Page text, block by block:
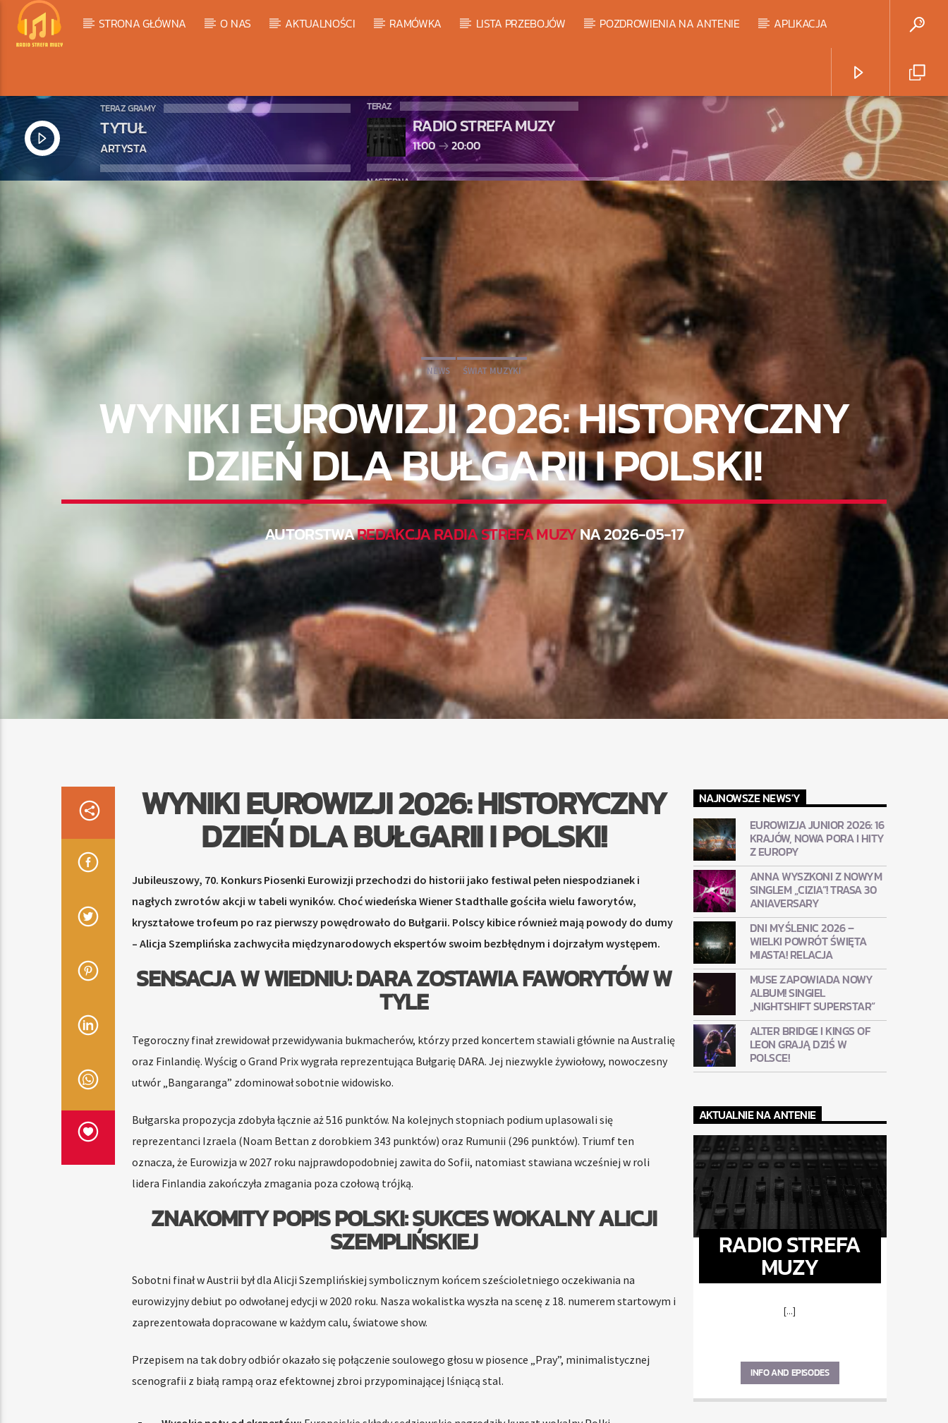
STRONA GŁÓWNA O NAS AKTUALNOŚCI RAMÓWKA LISTA PRZEBOJÓW POZDROWIENIA NA ANTENIE APLIKACJA
TERAZ GRAMY
TYTUŁ
ARTYSTA
TERAZ
RADIO STREFA MUZY
11:00 20:00
NASTĘPNA
LISTA PRZEBOJÓW HOT 20
NEWS ŚWIAT MUZYKI
WYNIKI EUROWIZJI 2026: HISTORYCZNY
DZIEŃ DLA BUŁGARII I POLSKI!
AUTORSTWAREDAKCJA RADIA STREFA MUZYNA 2026-05-17
WYNIKI EUROWIZJI 2026: HISTORYCZNY
DZIEŃ DLA BUŁGARII I POLSKI!
Jubileuszowy, 70. Konkurs Piosenki Eurowizji przechodzi do historii jako festiwal pełen niespodzianek i
nagłych zwrotów akcji w tabeli wyników. Choć wiedeńska Wiener Stadthalle gościła wielu faworytów,
kryształowe trofeum po raz pierwszy powędrowało do Bułgarii. Polscy kibice również mają powody do dumy
– Alicja Szemplińska zachwyciła międzynarodowych ekspertów swoim bezbłędnym i dojrzałym występem.
SENSACJA W WIEDNIU: DARA ZOSTAWIA FAWORYTÓW W
TYLE
Tegoroczny finał zrewidował przewidywania bukmacherów, którzy przed koncertem stawiali głównie na Australię
oraz Finlandię. Wyścig o Grand Prix wygrała reprezentująca Bułgarię DARA. Jej niezwykle żywiołowy, nowoczesny
utwór „Bangaranga” zdominował sobotnie widowisko.
Bułgarska propozycja zdobyła łącznie aż 516 punktów. Na kolejnych stopniach podium uplasowali się
reprezentanci Izraela (Noam Bettan z dorobkiem 343 punktów) oraz Rumunii (296 punktów). Triumf ten
oznacza, że Eurowizja w 2027 roku najprawdopodobniej zawita do Sofii, natomiast stawiana wcześniej w roli
lidera Finlandia zakończyła zmagania poza czołową trójką.
ZNAKOMITY POPIS POLSKI: SUKCES WOKALNY ALICJI
SZEMPLIŃSKIEJ
Sobotni finał w Austrii był dla Alicji Szemplińskiej symbolicznym końcem sześcioletniego oczekiwania na
eurowizyjny debiut po odwołanej edycji w 2020 roku. Nasza wokalistka wyszła na scenę z 18. numerem startowym i
zaprezentowała dopracowane w każdym calu, światowe show.
Przepisem na tak dobry odbiór okazało się połączenie soulowego głosu w piosence „Pray”, minimalistycznej
scenografii z białą rampą oraz efektownej zbroi przypominającej lśniącą stal.
NAJNOWSZE NEWS'Y
EUROWIZJA JUNIOR 2026: 16
KRAJÓW, NOWA PORA I HITY
Z EUROPY
ANNA WYSZKONI Z NOWYM
SINGLEM „CIZIA”! TRASA 30
ANIAVERSARY
DNI MYŚLENIC 2026 –
WIELKI POWRÓT ŚWIĘTA
MIASTA! RELACJA
MUSE ZAPOWIADA NOWY
ALBUM! SINGIEL
„NIGHTSHIFT SUPERSTAR”
ALTER BRIDGE I KINGS OF
LEON GRAJĄ DZIŚ W
POLSCE!
AKTUALNIE NA ANTENIE
RADIO STREFA
MUZY
[...]
INFO AND EPISODES